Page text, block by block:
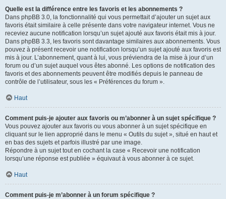
Quelle est la différence entre les favoris et les abonnements ?
Dans phpBB 3.0, la fonctionnalité qui vous permettait d’ajouter un sujet aux
favoris était similaire à celle présente dans votre navigateur internet. Vous ne
receviez aucune notification lorsqu’un sujet ajouté aux favoris était mis à jour.
Dans phpBB 3.3, les favoris sont davantage similaires aux abonnements. Vous
pouvez à présent recevoir une notification lorsqu’un sujet ajouté aux favoris est
mis à jour. L’abonnement, quant à lui, vous préviendra de la mise à jour d’un
forum ou d’un sujet auquel vous êtes abonné. Les options de notification des
favoris et des abonnements peuvent être modifiés depuis le panneau de
contrôle de l’utilisateur, sous les « Préférences du forum ».
Haut
Comment puis-je ajouter aux favoris ou m’abonner à un sujet spécifique ?
Vous pouvez ajouter aux favoris ou vous abonner à un sujet spécifique en
cliquant sur le lien approprié dans le menu « Outils du sujet », situé en haut et
en bas des sujets et parfois illustré par une image.
Répondre à un sujet tout en cochant la case « Recevoir une notification
lorsqu’une réponse est publiée » équivaut à vous abonner à ce sujet.
Haut
Comment puis-je m’abonner à un forum spécifique ?